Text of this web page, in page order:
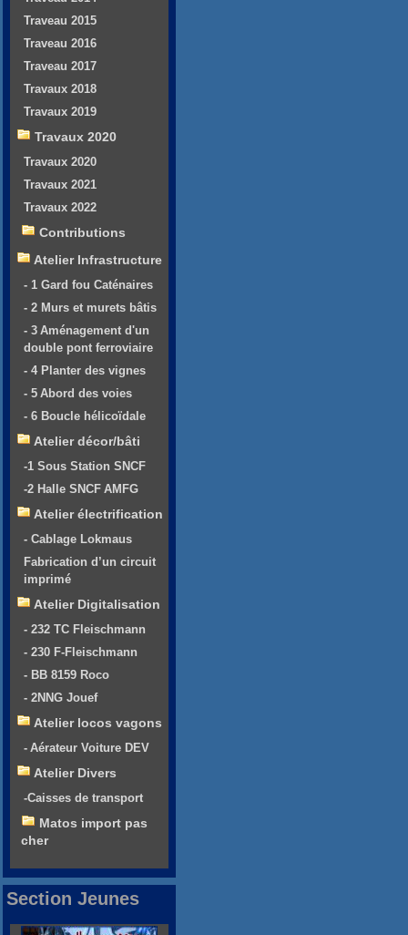
Traveau 2015
Traveau 2016
Traveau 2017
Travaux 2018
Travaux 2019
Travaux 2020
Travaux 2020
Travaux 2021
Travaux 2022
Contributions
Atelier Infrastructure
- 1 Gard fou Caténaires
- 2 Murs et murets bâtis
- 3 Aménagement d'un
double pont ferroviaire
- 4 Planter des vignes
- 5 Abord des voies
- 6 Boucle hélicoïdale
Atelier décor/bâti
-1 Sous Station SNCF
-2 Halle SNCF AMFG
Atelier électrification
- Cablage Lokmaus
Fabrication d’un circuit
imprimé
Atelier Digitalisation
- 232 TC Fleischmann
- 230 F-Fleischmann
- BB 8159 Roco
- 2NNG Jouef
Atelier locos vagons
- Aérateur Voiture DEV
Atelier Divers
-Caisses de transport
Matos import pas
cher
Section Jeunes